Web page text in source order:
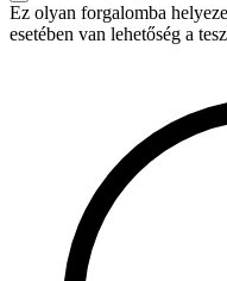
Ez olyan forgalomba
esetében van lehetőség a